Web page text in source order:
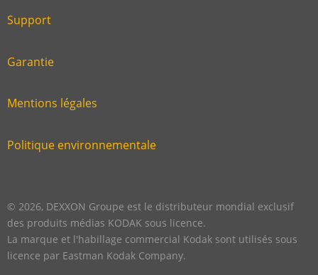
footer
six
Link
second
Support
Link
third
Garantie
Link
fourth
Mentions légales
Link
footer
Politique environnementale
© 2026, DEXXON Groupe est le distributeur mondial exclusif
des produits médias KODAK sous licence.
La marque et l'habillage commercial Kodak sont utilisés sous
licence par Eastman Kodak Company.